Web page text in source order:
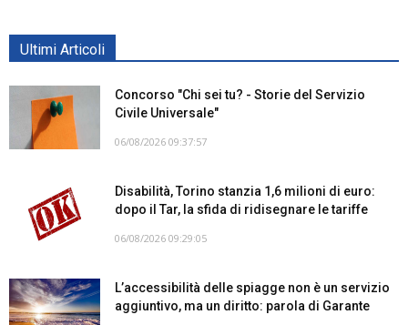
Ultimi Articoli
Concorso "Chi sei tu? - Storie del Servizio
Civile Universale"
06/08/2026 09:37:57
Disabilità, Torino stanzia 1,6 milioni di euro:
dopo il Tar, la sfida di ridisegnare le tariffe
06/08/2026 09:29:05
L’accessibilità delle spiagge non è un servizio
aggiuntivo, ma un diritto: parola di Garante